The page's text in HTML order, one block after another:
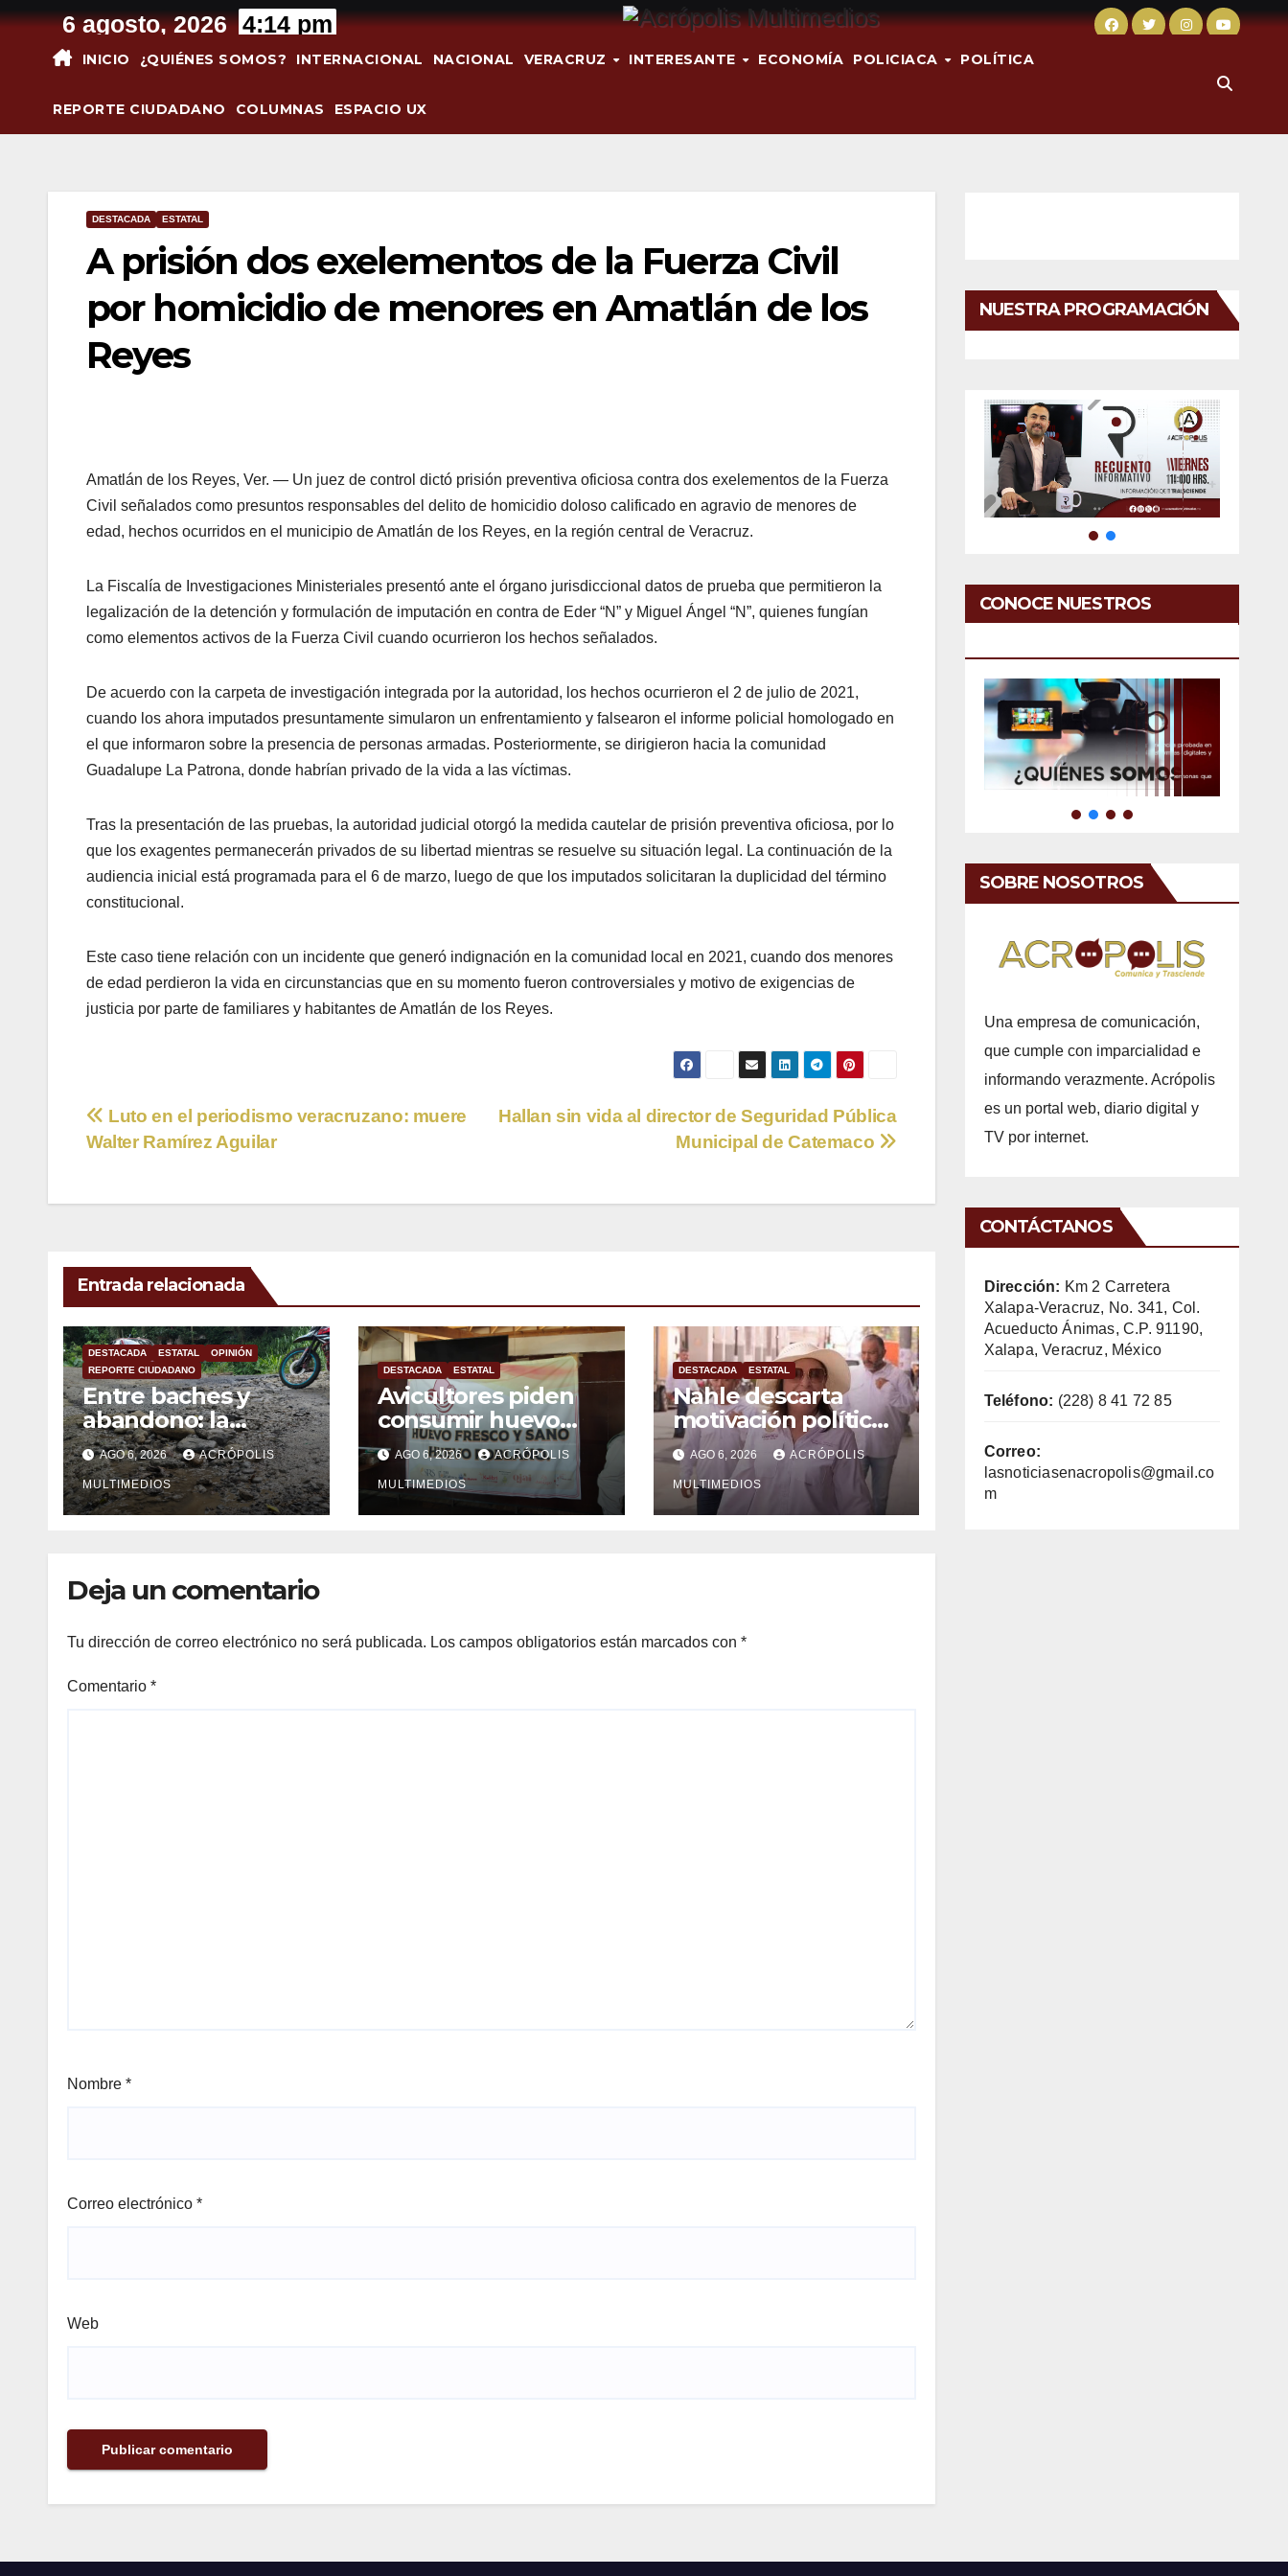
Saltar
contenido
6 agosto, 2026 4:14 pm
INICIO ¿QUIÉNES SOMOS? INTERNACIONAL NACIONAL VERACRUZ INTERESANTE ECONOMÍA POLICIACA POLÍTICA
REPORTE CIUDADANO COLUMNAS ESPACIO UX
DESTACADA ESTATAL
A prisión dos exelementos de la Fuerza Civil
por homicidio de menores en Amatlán de los
Reyes
Amatlán de los Reyes, Ver. — Un juez de control dictó prisión preventiva oficiosa contra dos exelementos de la Fuerza
Civil señalados como presuntos responsables del delito de homicidio doloso calificado en agravio de menores de
edad, hechos ocurridos en el municipio de Amatlán de los Reyes, en la región central de Veracruz.
La Fiscalía de Investigaciones Ministeriales presentó ante el órgano jurisdiccional datos de prueba que permitieron la
legalización de la detención y formulación de imputación en contra de Eder “N” y Miguel Ángel “N”, quienes fungían
como elementos activos de la Fuerza Civil cuando ocurrieron los hechos señalados.
De acuerdo con la carpeta de investigación integrada por la autoridad, los hechos ocurrieron el 2 de julio de 2021,
cuando los ahora imputados presuntamente simularon un enfrentamiento y falsearon el informe policial homologado en
el que informaron sobre la presencia de personas armadas. Posteriormente, se dirigieron hacia la comunidad
Guadalupe La Patrona, donde habrían privado de la vida a las víctimas.
Tras la presentación de las pruebas, la autoridad judicial otorgó la medida cautelar de prisión preventiva oficiosa, por lo
que los exagentes permanecerán privados de su libertad mientras se resuelve su situación legal. La continuación de la
audiencia inicial está programada para el 6 de marzo, luego de que los imputados solicitaran la duplicidad del término
constitucional.
Este caso tiene relación con un incidente que generó indignación en la comunidad local en 2021, cuando dos menores
de edad perdieron la vida en circunstancias que en su momento fueron controversiales y motivo de exigencias de
justicia por parte de familiares y habitantes de Amatlán de los Reyes.
Navegación
entradas
Hallan sin vida al director de Seguridad Pública
Municipal de Catemaco
Luto en el periodismo veracruzano: muere
Walter Ramírez Aguilar
Entrada relacionada
DESTACADA ESTATAL
OPINIÓN
REPORTE CIUDADANO
Entre baches y
abandono: la
carretera Colipa-
Yecuatla se
convierte en un
riesgo diario
AGO 6, 2026 ACRÓPOLIS
MULTIMEDIOS
DESTACADA ESTATAL
Avicultores piden
consumir huevo
mexicano ante
importaciones
AGO 6, 2026 ACRÓPOLIS
MULTIMEDIOS
DESTACADA ESTATAL
Nahle descarta
motivación política
en desafueros de
alcaldes
AGO 6, 2026 ACRÓPOLIS
MULTIMEDIOS
Deja un comentario
Tu dirección de correo electrónico no será publicada. Los campos obligatorios están marcados con *
Comentario *
Nombre *
Correo electrónico *
Web
NUESTRA PROGRAMACIÓN
CONOCE NUESTROS
SOBRE NOSOTROS
Una empresa de comunicación,
que cumple con imparcialidad e
informando verazmente. Acrópolis
es un portal web, diario digital y
TV por internet.
CONTÁCTANOS
Dirección: Km 2 Carretera
Xalapa-Veracruz, No. 341, Col.
Acueducto Ánimas, C.P. 91190,
Xalapa, Veracruz, México
Teléfono: (228) 8 41 72 85
Correo:
lasnoticiasenacropolis@gmail.co
m